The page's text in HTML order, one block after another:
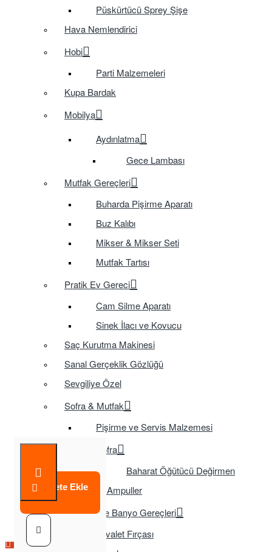
Püskürtücü Sprey Şişe
Hava Nemlendirici
Hobi
Parti Malzemeleri
Kupa Bardak
Mobilya
Aydınlatma
Gece Lambası
Mutfak Gereçleri
Buharda Pişirme Aparatı
Buz Kalıbı
Mikser & Mikser Seti
Mutfak Tartısı
Pratik Ev Gereci
Cam Silme Aparatı
Sinek İlacı ve Kovucu
Saç Kurutma Makinesi
Sanal Gerçeklik Gözlüğü
Sevgiliye Özel
Sofra & Mutfak
Pişirme ve Servis Malzemesi
Sofra
Baharat Öğütücü Değirmen
Tasarruflu Ampuller
Temizlik ve Banyo Gereçleri
Tuvalet Fırçası
Sepete Ekle
Çok Satılan Ürün